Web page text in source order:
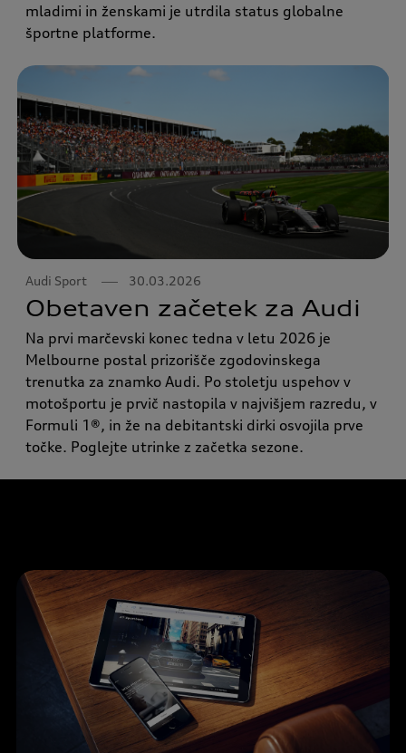
mladimi in ženskami je utrdila status globalne
športne platforme.
Audi Sport 30.03.2026
Obetaven začetek za Audi
Na prvi marčevski konec tedna v letu 2026 je
Melbourne postal prizorišče zgodovinskega
trenutka za znamko Audi. Po stoletju uspehov v
motošportu je prvič nastopila v najvišjem razredu, v
Formuli 1®, in že na debitantski dirki osvojila prve
točke. Poglejte utrinke z začetka sezone.